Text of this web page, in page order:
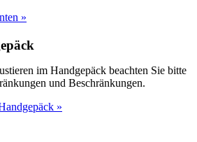
im Handgepäck beachten Sie bitte
und Beschränkungen.